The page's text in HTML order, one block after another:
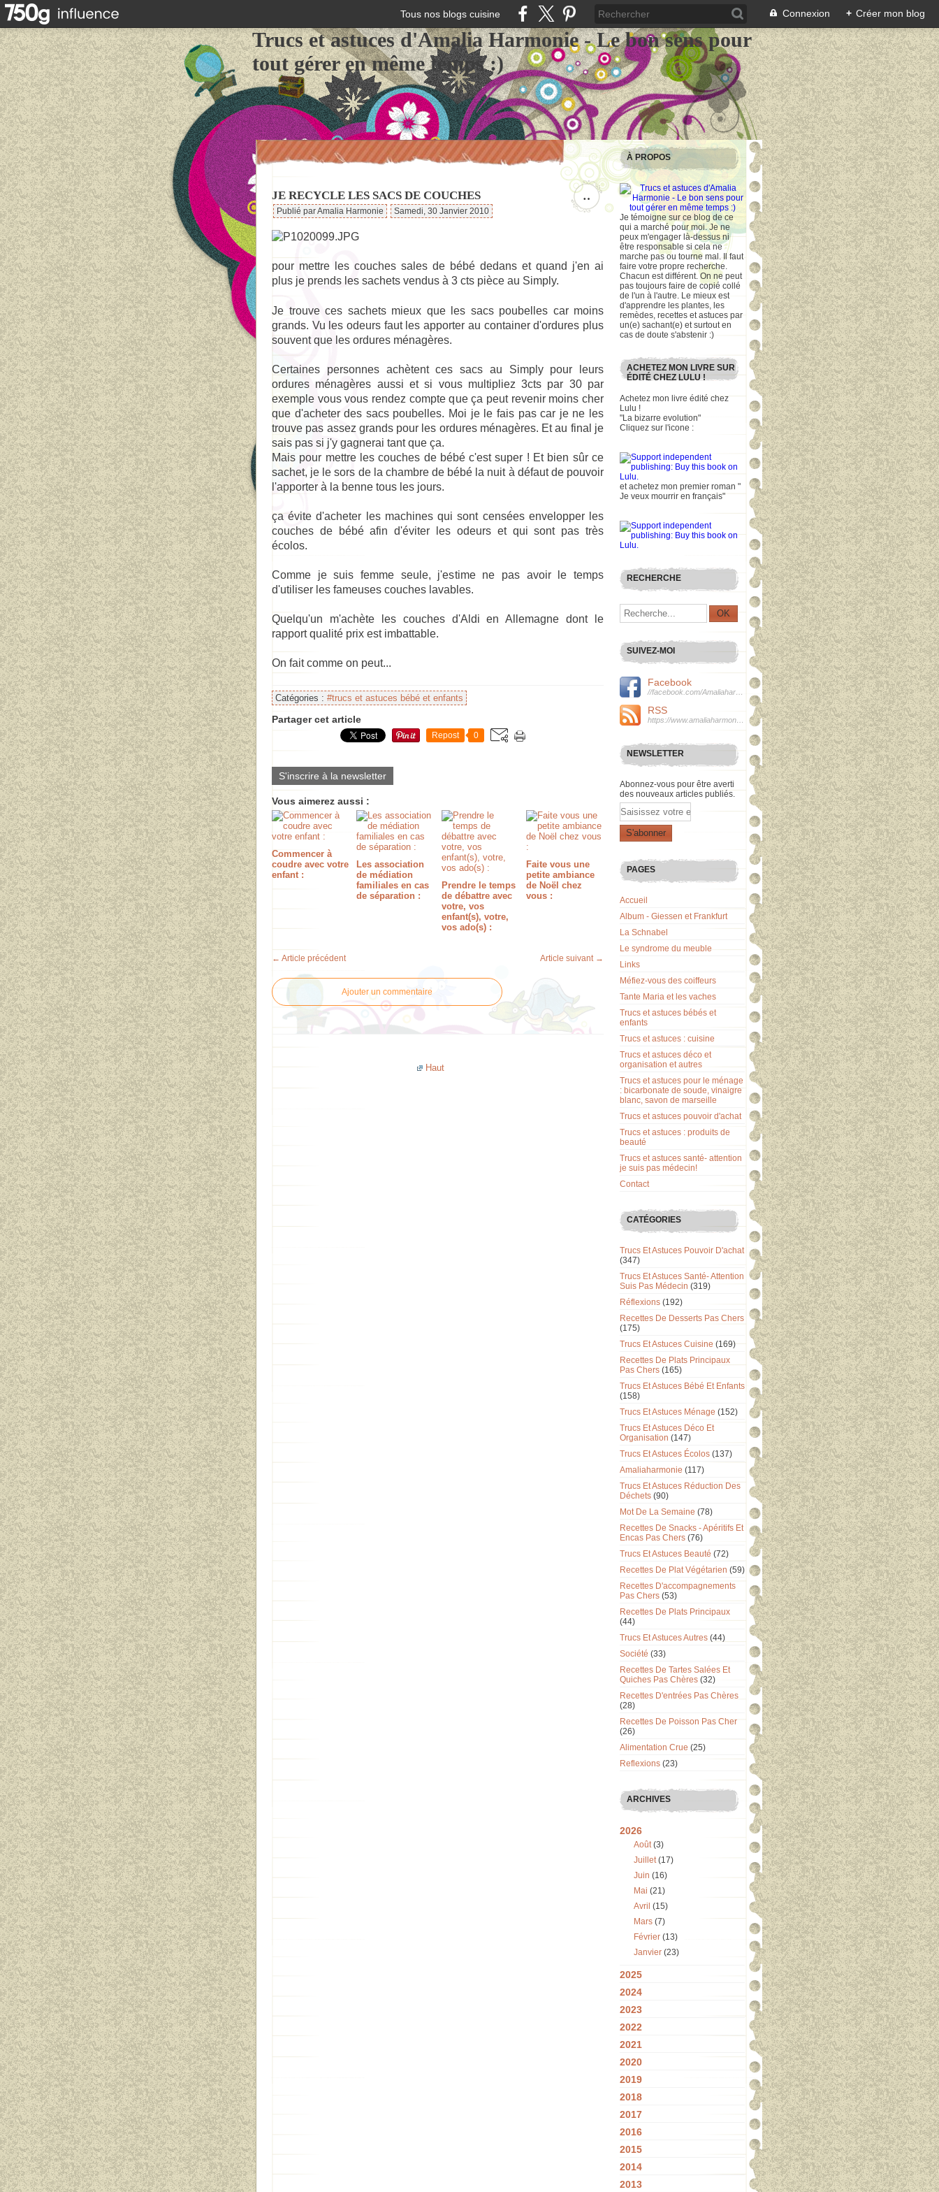
Tous nos blogs cuisine Connexion + Créer mon blog
Trucs et astuces d'Amalia Harmonie - Le bon sens pour
tout gérer en même temps :)
…
JE RECYCLE LES SACS DE COUCHES
Publié par Amalia Harmonie Samedi, 30 Janvier 2010
pour mettre les couches sales de bébé dedans et quand j'en ai
plus je prends les sachets vendus à 3 cts pièce au Simply.
Je trouve ces sachets mieux que les sacs poubelles car moins
grands. Vu les odeurs faut les apporter au container d'ordures plus
souvent que les ordures ménagères.
Certaines personnes achètent ces sacs au Simply pour leurs
ordures ménagères aussi et si vous multipliez 3cts par 30 par
exemple vous vous rendez compte que ça peut revenir moins cher
que d'acheter des sacs poubelles. Moi je le fais pas car je ne les
trouve pas assez grands pour les ordures ménagères. Et au final je
sais pas si j'y gagnerai tant que ça.
Mais pour mettre les couches de bébé c'est super ! Et bien sûr ce
sachet, je le sors de la chambre de bébé la nuit à défaut de pouvoir
l'apporter à la benne tous les jours.
ça évite d'acheter les machines qui sont censées envelopper les
couches de bébé afin d'éviter les odeurs et qui sont pas très
écolos.
Comme je suis femme seule, j'estime ne pas avoir le temps
d'utiliser les fameuses couches lavables.
Quelqu'un m'achète les couches d'Aldi en Allemagne dont le
rapport qualité prix est imbattable.
On fait comme on peut...
Catégories : #trucs et astuces bébé et enfants
Partager cet article
Repost 0
S'inscrire à la newsletter
Vous aimerez aussi :
Commencer à
coudre avec votre
enfant :
Les association
de médiation
familiales en cas
de séparation :
Prendre le temps
de débattre avec
votre, vos
enfant(s), votre,
vos ado(s) :
Faite vous une
petite ambiance
de Noël chez
vous :
← Article précédent Article suivant →
Ajouter un commentaire
Haut
À PROPOS
Je témoigne sur ce blog de ce
qui a marché pour moi. Je ne
peux m'engager là-dessus ni
être responsable si cela ne
marche pas ou tourne mal. Il faut
faire votre propre recherche.
Chacun est différent. On ne peut
pas toujours faire de copié collé
de l'un à l'autre. Le mieux est
d'apprendre les plantes, les
remèdes, recettes et astuces par
un(e) sachant(e) et surtout en
cas de doute s'abstenir :)
ACHETEZ MON LIVRE SUR
ÉDITÉ CHEZ LULU !
Achetez mon livre édité chez
Lulu !
"La bizarre evolution"
Cliquez sur l'icone :
et achetez mon premier roman "
Je veux mourrir en français"
RECHERCHE
SUIVEZ-MOI
Facebook
RSS
NEWSLETTER
Abonnez-vous pour être averti
des nouveaux articles publiés.
Email
PAGES
Accueil
Album - Giessen et Frankfurt
La Schnabel
Le syndrome du meuble
Links
Méfiez-vous des coiffeurs
Tante Maria et les vaches
Trucs et astuces bébés et
enfants
Trucs et astuces : cuisine
Trucs et astuces déco et
organisation et autres
Trucs et astuces pour le ménage
: bicarbonate de soude, vinaigre
blanc, savon de marseille
Trucs et astuces pouvoir d'achat
Trucs et astuces : produits de
beauté
Trucs et astuces santé- attention
je suis pas médecin!
Contact
CATÉGORIES
Trucs Et Astuces Pouvoir D'achat
(347)
Trucs Et Astuces Santé- Attention
Suis Pas Médecin (319)
Réflexions (192)
Recettes De Desserts Pas Chers
(175)
Trucs Et Astuces Cuisine (169)
Recettes De Plats Principaux
Pas Chers (165)
Trucs Et Astuces Bébé Et Enfants
(158)
Trucs Et Astuces Ménage (152)
Trucs Et Astuces Déco Et
Organisation (147)
Trucs Et Astuces Écolos (137)
Amaliaharmonie (117)
Trucs Et Astuces Réduction Des
Déchets (90)
Mot De La Semaine (78)
Recettes De Snacks - Apéritifs Et
Encas Pas Chers (76)
Trucs Et Astuces Beauté (72)
Recettes De Plat Végétarien (59)
Recettes D'accompagnements
Pas Chers (53)
Recettes De Plats Principaux
(44)
Trucs Et Astuces Autres (44)
Société (33)
Recettes De Tartes Salées Et
Quiches Pas Chères (32)
Recettes D'entrées Pas Chères
(28)
Recettes De Poisson Pas Cher
(26)
Alimentation Crue (25)
Reflexions (23)
ARCHIVES
2026
Août(3)
Juillet(17)
Juin (16)
Mai (21)
Avril (15)
Mars (7)
Février (13)
Janvier (23)
2025
2024
2023
2022
2021
2020
2019
2018
2017
2016
2015
2014
2013